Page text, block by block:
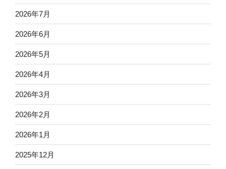
2026年7月
2026年6月
2026年5月
2026年4月
2026年3月
2026年2月
2026年1月
2025年12月